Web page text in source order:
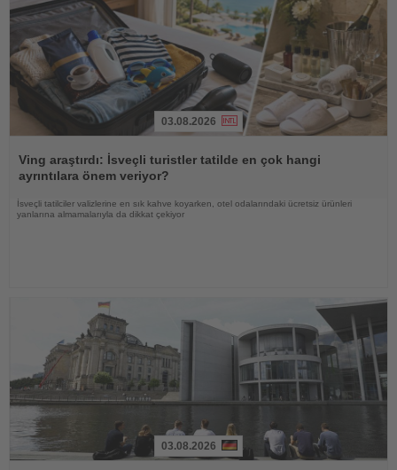
Oku
03.08.2026
Ving araştırdı: İsveçli turistler tatilde en çok hangi
ayrıntılara önem veriyor?
İsveçli tatilciler valizlerine en sık kahve koyarken, otel odalarındaki ücretsiz ürünleri
yanlarına almamalarıyla da dikkat çekiyor
03.08.2026